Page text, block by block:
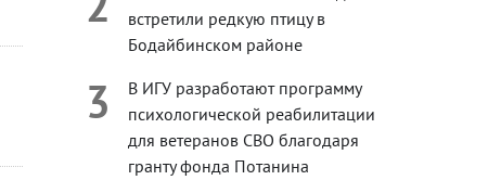
встретили редкую птицу в
Бодайбинском районе
3
В ИГУ разработают программу
психологической реабилитации
для ветеранов СВО благодаря
гранту фонда Потанина